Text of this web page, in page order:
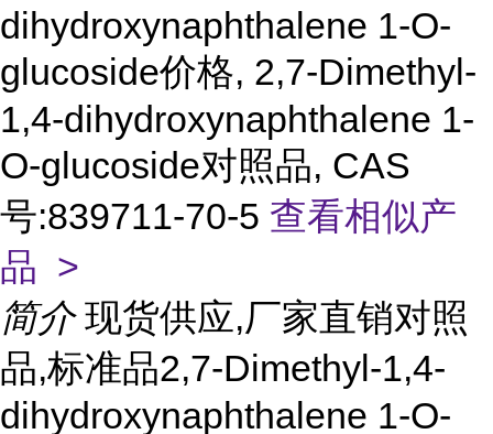
dihydroxynaphthalene 1-O-
glucoside价格, 2,7-Dimethyl-
1,4-dihydroxynaphthalene 1-
O-glucoside对照品, CAS
号:839711-70-5 查看相似产
品 >
简介 现货供应,厂家直销对照
品,标准品2,7-Dimethyl-1,4-
dihydroxynaphthalene 1-O-